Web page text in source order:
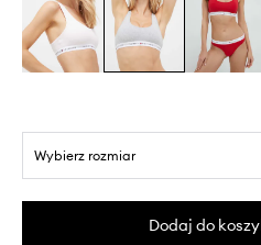
Wybierz rozmiar
Dodaj do